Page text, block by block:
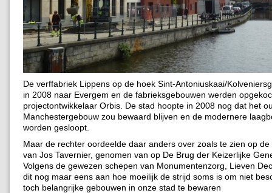
De verffabriek Lippens op de hoek Sint-Antoniuskaai/
in 2008 naar Evergem en de fabrieksgebouwen werden
projectontwikkelaar Orbis. De stad hoopte in 2008 nog dat het
Manchestergebouw zou bewaard blijven en de modernere
worden gesloopt.
Maar de rechter oordeelde daar anders over zoals te zien op
van Jos Tavernier, genomen van op De Brug der Keizerlijke
Volgens de gewezen schepen van Monumentenzorg, Lieven
dit nog maar eens aan hoe moeilijk de strijd soms is om niet
toch belangrijke gebouwen in onze stad te bewaren